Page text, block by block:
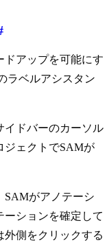
ドアップを可能にす
ラベルアシスタン
イドバーのカーソル
ジェクトでSAMが
SAMがアノテーシ
ーションを確定して
外側をクリックする